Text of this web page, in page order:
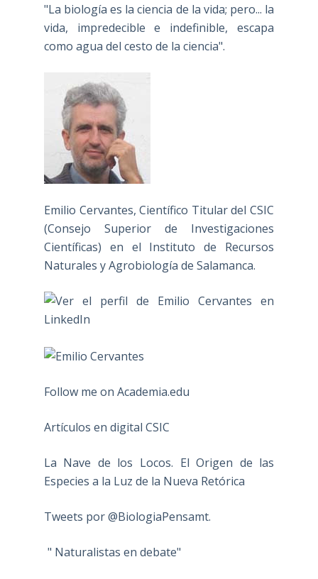
"La biología es la ciencia de la vida; pero... la
vida, impredecible e indefinible, escapa
como agua del cesto de la ciencia".
Emilio Cervantes, Científico Titular del CSIC
(Consejo Superior de Investigaciones
Científicas) en el Instituto de Recursos
Naturales y Agrobiología de Salamanca.
Follow me on Academia.edu
Artículos en digital CSIC
La Nave de los Locos. El Origen de las
Especies a la Luz de la Nueva Retórica
Tweets por @BiologiaPensamt.
" Naturalistas en debate"